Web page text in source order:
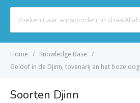
For
Home
Knowledge Base
Geloof in de Djinn, tovenarij en het boze oog
Soorten Djinn